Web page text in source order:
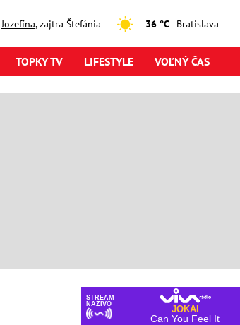
Jozefína, zajtra Štefánia 36 °C
TOPKY TV LIFESTYLE VOĽNÝ ČAS
STREAM
NAŽIVO
JOKAI
Can You Feel It